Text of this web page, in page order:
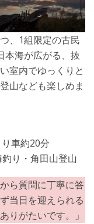
、1組限定の古民
本海が広がる、抜
室内でゆっくりと
山なども楽しめま
車約20分
り・角田山登山
ら質問に丁寧に答
当日を迎えられる
りがたいです。」